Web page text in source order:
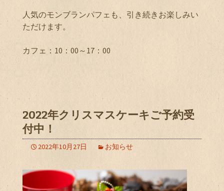
人気のモンブランパフェも、引き続きお楽しみい
ただけます。
カフェ：10：00～17：00
2022年クリスマスケーキご予約受
付中！
2022年10月27日 お知らせ